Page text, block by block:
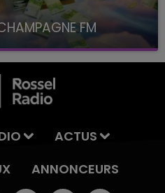
FM
FM, à 8H10
ACTUS
ANNONCEURS